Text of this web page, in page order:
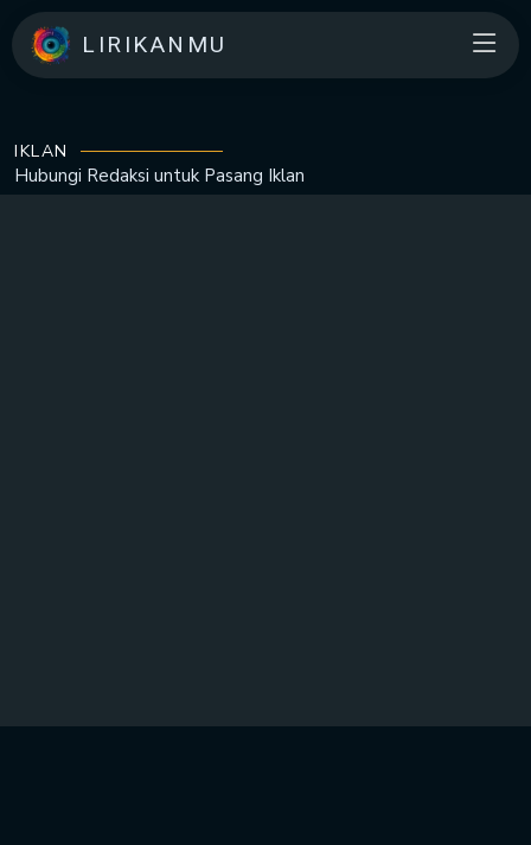
LIRIKANMU
IKLAN
Hubungi Redaksi untuk Pasang Iklan